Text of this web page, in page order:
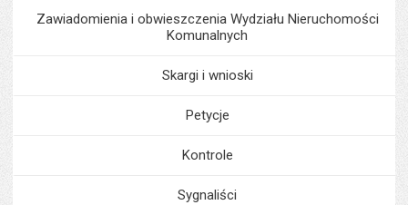
Zawiadomienia i obwieszczenia Wydziału Nieruchomości
Komunalnych
Skargi i wnioski
Petycje
Kontrole
Sygnaliści